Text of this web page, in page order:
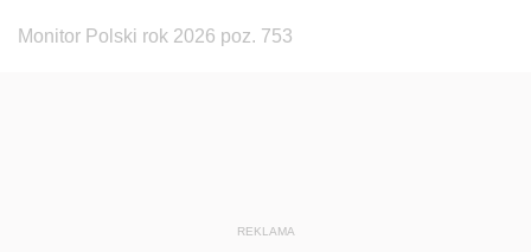
Monitor Polski rok 2026 poz. 753
REKLAMA